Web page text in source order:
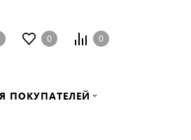
0 0
ПОКУПАТЕЛЕЙ